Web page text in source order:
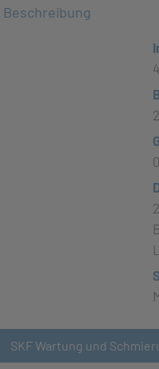
Beschreibung
SKF Wartung und